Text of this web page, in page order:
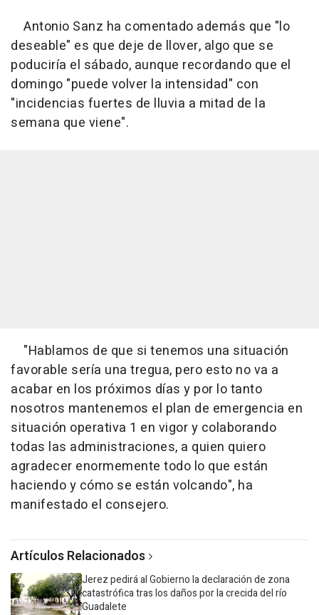
Antonio Sanz ha comentado además que "lo
deseable" es que deje de llover, algo que se
poduciría el sábado, aunque recordando que el
domingo "puede volver la intensidad" con
"incidencias fuertes de lluvia a mitad de la
semana que viene".
"Hablamos de que si tenemos una situación
favorable sería una tregua, pero esto no va a
acabar en los próximos días y por lo tanto
nosotros mantenemos el plan de emergencia en
situación operativa 1 en vigor y colaborando
todas las administraciones, a quien quiero
agradecer enormemente todo lo que están
haciendo y cómo se están volcando", ha
manifestado el consejero.
Artículos Relacionados
Jerez pedirá al Gobierno la declaración de zona
catastrófica tras los daños por la crecida del río
Guadalete